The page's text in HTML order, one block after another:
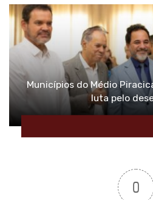
Municípios do Médio
luta pelo
0